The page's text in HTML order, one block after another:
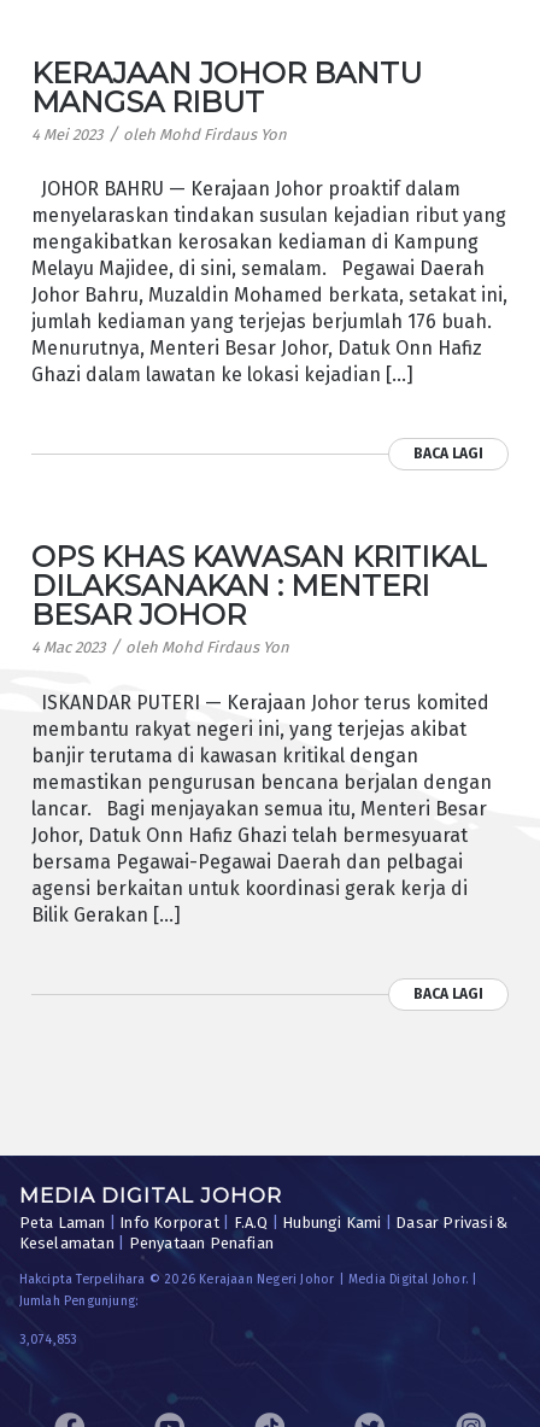
KERAJAAN JOHOR BANTU
MANGSA RIBUT
4 Mei 2023 / oleh Mohd Firdaus Yon
JOHOR BAHRU — Kerajaan Johor proaktif dalam
menyelaraskan tindakan susulan kejadian ribut yang
mengakibatkan kerosakan kediaman di Kampung
Melayu Majidee, di sini, semalam. Pegawai Daerah
Johor Bahru, Muzaldin Mohamed berkata, setakat ini,
jumlah kediaman yang terjejas berjumlah 176 buah.
Menurutnya, Menteri Besar Johor, Datuk Onn Hafiz
Ghazi dalam lawatan ke lokasi kejadian […]
BACA LAGI
OPS KHAS KAWASAN KRITIKAL
DILAKSANAKAN : MENTERI
BESAR JOHOR
4 Mac 2023 / oleh Mohd Firdaus Yon
ISKANDAR PUTERI — Kerajaan Johor terus komited
membantu rakyat negeri ini, yang terjejas akibat
banjir terutama di kawasan kritikal dengan
memastikan pengurusan bencana berjalan dengan
lancar. Bagi menjayakan semua itu, Menteri Besar
Johor, Datuk Onn Hafiz Ghazi telah bermesyuarat
bersama Pegawai-Pegawai Daerah dan pelbagai
agensi berkaitan untuk koordinasi gerak kerja di
Bilik Gerakan […]
BACA LAGI
MEDIA DIGITAL JOHOR
Peta Laman Info Korporat| F.A.Q Hubungi Kami
Dasar Privasi &
Keselamatan
Penyataan Penafian
Hakcipta Terpelihara © 2026 Kerajaan Negeri Johor | Media Digital Johor. |
Jumlah Pengunjung:
3,074,853